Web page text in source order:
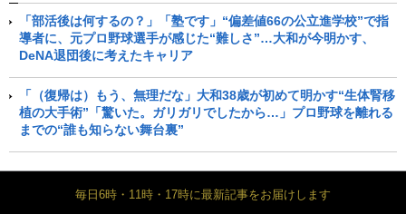
「部活後は何するの？」「塾です」“偏差値66の公立進学校”で指
導者に、元プロ野球選手が感じた“難しさ”…大和が今明かす、
DeNA退団後に考えたキャリア
「（復帰は）もう、無理だな」大和38歳が初めて明かす“生体腎移
植の大手術”「驚いた。ガリガリでしたから…」プロ野球を離れる
までの“誰も知らない舞台裏”
毎日6時・11時・17時に最新記事をお届けします